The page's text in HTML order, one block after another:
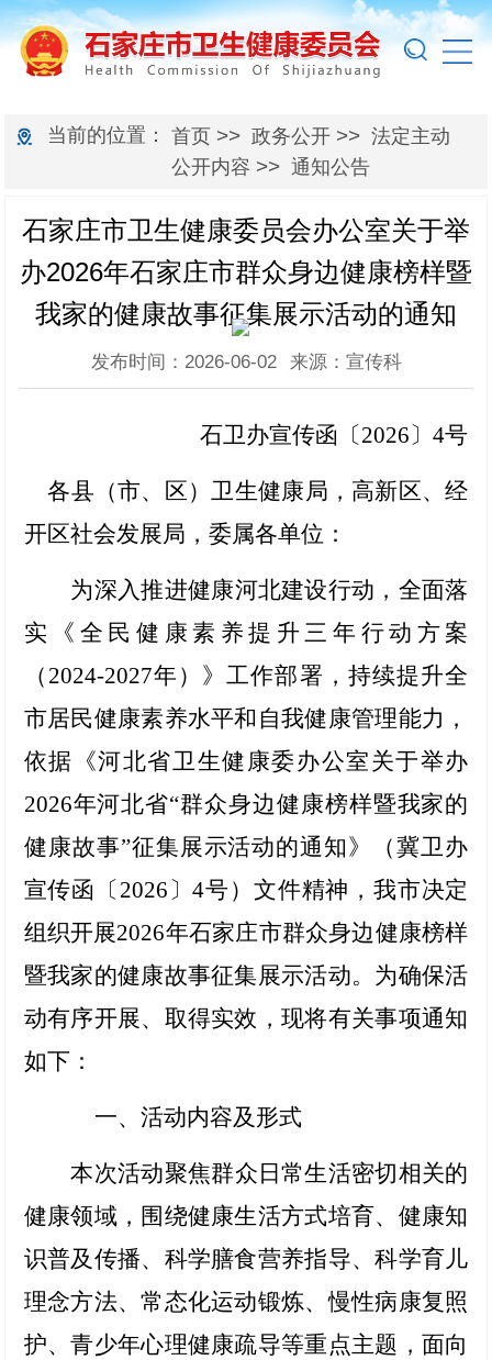
当前的位置： 首页>> 政务公开>> 法定主动
公开内容 >> 通知公告
石家庄市卫生健康委员会办公室关于举
办2026年石家庄市群众身边健康榜样暨
我家的健康故事征集展示活动的通知
发布时间：2026-06-02 来源：宣传科
石卫办宣传函〔2026〕4号
各县（市、区）卫生健康局，高新区、经
开区社会发展局 ，委属各单位：
为深入推进健康河北建设行动，全面落
实《全民健康素养提升三年行动方案
（2024-2027年）》工作部署，持续提升全
市居民健康素养水平和自我健康管理能力，
依据《河北省卫生健康委办公室关于举办
2026年河北省“群众身边健康榜样暨我家的
健康故事”征集展示活动的通知》（冀卫办
宣传函〔2026〕4号）文件精神，我市决定
组织开展2026年石家庄市群众身边健康榜样
暨我家的健康故事征集展示活动。为确保活
动有序开展、取得实效，现将有关事项通知
如下：
一、活动内容及形式
本次活动聚焦群众日常生活密切相关的
健康领域，围绕健康生活方式培育、健康知
识普及传播、科学膳食营养指导、科学育儿
理念方法、常态化运动锻炼、慢性病康复照
护、青少年心理健康疏导等重点主题，面向